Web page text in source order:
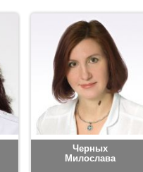
Черных
Милослава